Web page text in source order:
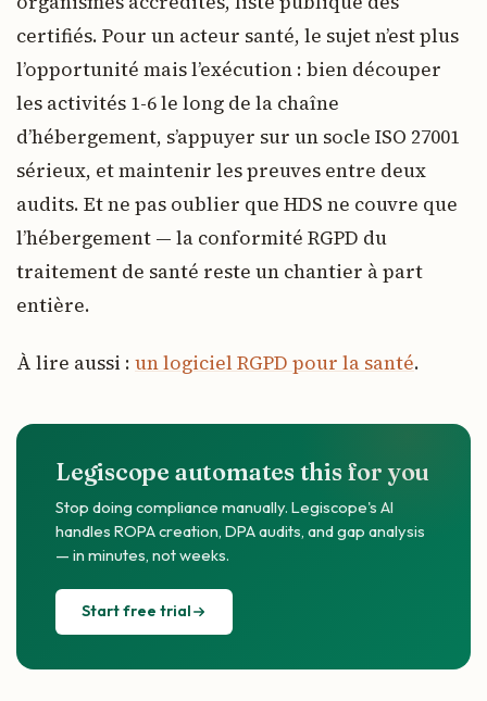
certifiés. Pour un acteur santé, le sujet n’est plus
l’opportunité mais l’exécution : bien découper
les activités 1-6 le long de la chaîne
d’hébergement, s’appuyer sur un socle ISO 27001
sérieux, et maintenir les preuves entre deux
audits. Et ne pas oublier que HDS ne couvre que
l’hébergement — la conformité RGPD du
traitement de santé reste un chantier à part
entière.
À lire aussi : un logiciel RGPD pour la santé.
Legiscope automates this for you
Stop doing compliance manually. Legiscope's AI
handles ROPA creation, DPA audits, and gap analysis
— in minutes, not weeks.
Start free trial